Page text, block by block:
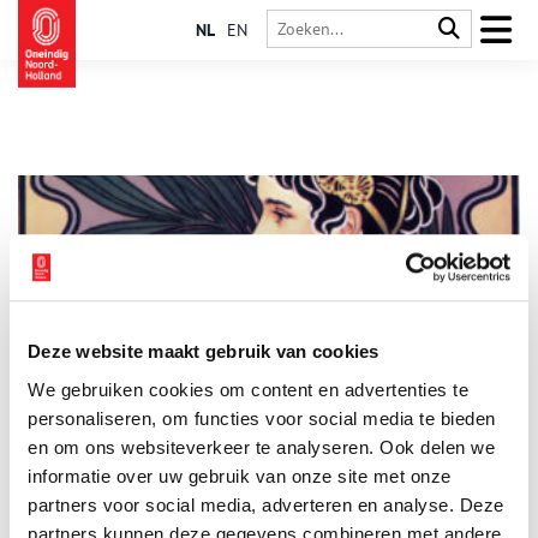
Deze website maakt gebruik van cookies
We gebruiken cookies om content en advertenties te
personaliseren, om functies voor social media te bieden
en om ons websiteverkeer te analyseren. Ook delen we
informatie over uw gebruik van onze site met onze
partners voor social media, adverteren en analyse. Deze
partners kunnen deze gegevens combineren met andere
NL EN
Chocolonely
Amsterdam mag gerust de chocoladehoofdstad van de wereld
genoemd worden. Dagelijks vaart meer dan 600.000 ton cacao
uit West-Afrika de Amsterdamse haven binnen. Ook speelt de
hoofdstad een voortrekkersrol op het gebied van fairtrade. Dit
begon al in de negentiende eeuw, toen de Amsterdamse
Multatuli zijn roman Max Havelaar schreef. Vandaag de dag is